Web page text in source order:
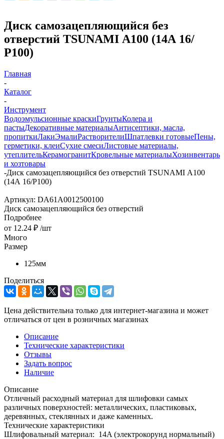
Диск самозацепляющийся без
отверстий TSUNAMI А100 (14А 16/
Р100)
Главная
-
Каталог
-
Инструмент
Водоэмульсионные краскиГрунтыКолера и
пастыДекоративные материалыАнтисептики, масла,
пропиткиЛакиЭмалиРастворителиШпатлевки готовыеПены,
герметики, клеиСухие смесиЛистовые материалы,
утеплительКерамогранитКровельные материалыХозинвентарь
и хозтовары
-Диск самозацепляющийся без отверстий TSUNAMI А100
(14А 16/Р100)
Артикул: DA61A0012500100
Диск самозацепляющийся без отверстий
Подробнее
от 12.24 ₽ /шт
Много
Размер
125мм
Поделиться
Цена действительна только для интернет-магазина и может
отличаться от цен в розничных магазинах
Описание
Технические характеристики
Отзывы
Задать вопрос
Наличие
Описание
Отличный расходный материал для шлифовки самых
различных поверхностей: металлических, пластиковых,
деревянных, стеклянных и даже каменных.
Технические характеристики
Шлифовальный материал: 14A (электрокорунд нормальный)